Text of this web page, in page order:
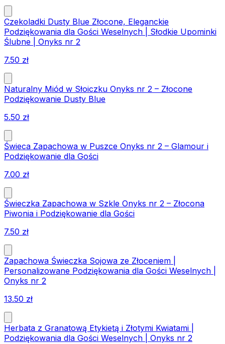
Czekoladki Dusty Blue Złocone, Eleganckie
Podziękowania dla Gości Weselnych | Słodkie Upominki
Ślubne | Onyks nr 2
7.50 zł
Naturalny Miód w Słoiczku Onyks nr 2 – Złocone
Podziękowanie Dusty Blue
5.50 zł
Świeca Zapachowa w Puszce Onyks nr 2 – Glamour i
Podziękowanie dla Gości
7.00 zł
Świeczka Zapachowa w Szkle Onyks nr 2 – Złocona
Piwonia i Podziękowanie dla Gości
7.50 zł
Zapachowa Świeczka Sojowa ze Złoceniem |
Personalizowane Podziękowania dla Gości Weselnych |
Onyks nr 2
13.50 zł
Herbata z Granatową Etykietą i Złotymi Kwiatami |
Podziękowania dla Gości Weselnych | Onyks nr 2